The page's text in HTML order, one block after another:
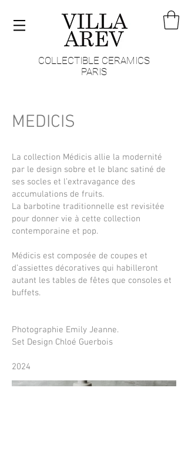
COLLECTIBLE CERAMICS
PARIS
MEDICIS
La collection Médicis allie la modernité
par le design sobre et le blanc satiné de
ses socles et l’extravagance des
accumulations de fruits.
La barbotine traditionnelle est revisitée
pour donner vie à cette collection
contemporaine et pop.
Médicis est composée de coupes et
d’assiettes décoratives qui habilleront
autant les tables de fêtes que consoles et
buffets.
Photographie Emily Jeanne.
Set Design Chloé Guerbois
2024